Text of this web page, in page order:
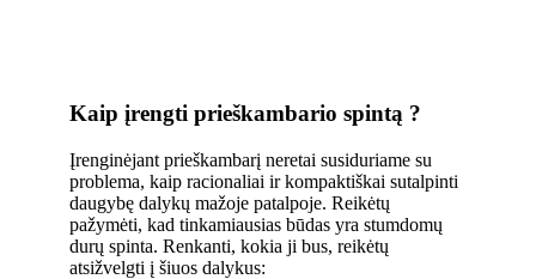
Kaip įrengti prieškambario spintą ?
Įrenginėjant prieškambarį neretai susiduriame su
problema, kaip racionaliai ir kompaktiškai sutalpinti
daugybę dalykų mažoje patalpoje. Reikėtų
pažymėti, kad tinkamiausias būdas yra stumdomų
durų spinta. Renkanti, kokia ji bus, reikėtų
atsižvelgti į šiuos dalykus: